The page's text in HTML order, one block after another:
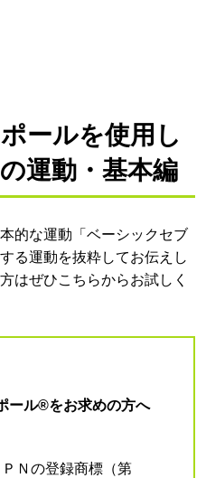
ールを使用し
運動・基本編
的な運動「ベーシックセブ
る運動を抜粋してお伝えし
はぜひこちらからお試しく
ール®をお求めの方へ
Ｎの登録商標（第